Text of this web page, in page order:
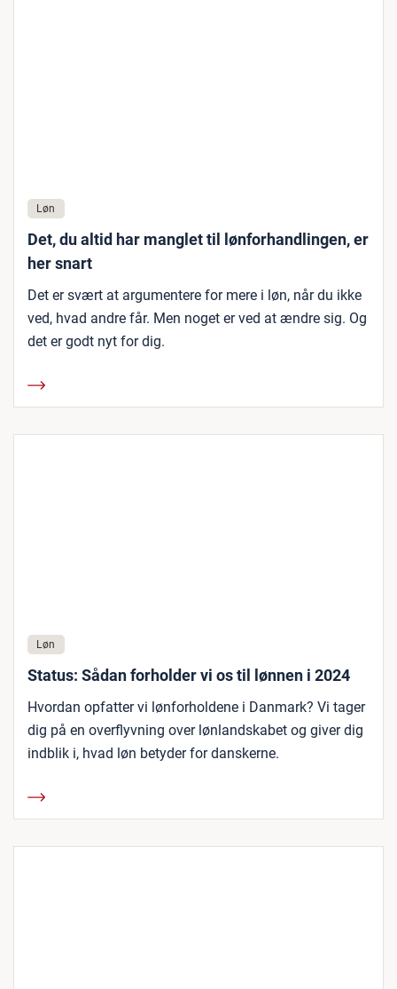
Løn
Det, du altid har manglet til lønforhandlingen, er
her snart
Det er svært at argumentere for mere i løn, når du ikke
ved, hvad andre får. Men noget er ved at ændre sig. Og
det er godt nyt for dig.
Løn
Status: Sådan forholder vi os til lønnen i 2024
Hvordan opfatter vi lønforholdene i Danmark? Vi tager
dig på en overflyvning over lønlandskabet og giver dig
indblik i, hvad løn betyder for danskerne.